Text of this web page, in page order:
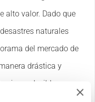
alto valor. Dado que
naturales
del mercado de
drástica y
impredecibles.